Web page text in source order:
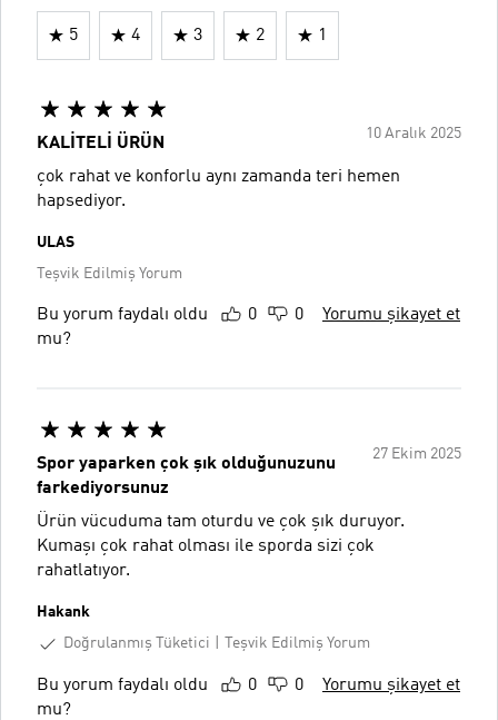
5 4 3 2 1
10 Aralık 2025
KALİTELİ ÜRÜN
çok rahat ve konforlu aynı zamanda teri hemen
hapsediyor.
ULAS
Teşvik Edilmiş Yorum
Bu yorum faydalı oldu
mu?
0 0 Yorumu şikayet et
27 Ekim 2025
Spor yaparken çok şık olduğunuzunu
farkediyorsunuz
Ürün vücuduma tam oturdu ve çok şık duruyor.
Kumaşı çok rahat olması ile sporda sizi çok
rahatlatıyor.
Hakank
Doğrulanmış Tüketici
Teşvik Edilmiş Yorum
Bu yorum faydalı oldu
mu?
0 0 Yorumu şikayet et